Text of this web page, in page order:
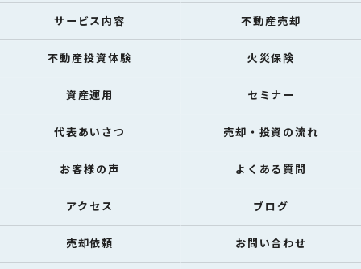
サービス内容 不動産売却
不動産投資体験 火災保険
資産運用 セミナー
代表あいさつ 売却・投資の流れ
お客様の声 よくある質問
アクセス ブログ
売却依頼 お問い合わせ